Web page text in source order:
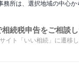
所は、選択地域の中心か
続税申告をご相談
イト「いい相続」に遷移